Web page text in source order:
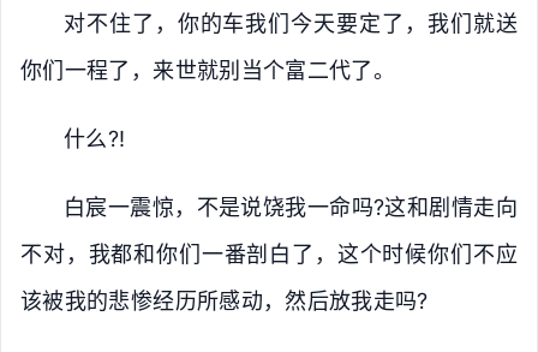
对不住了，你的车我们今天要定了，我们就送
你们一程了，来世就别当个富二代了。
什么?!
白宸一震惊，不是说饶我一命吗?这和剧情走向
不对，我都和你们一番剖白了，这个时候你们不应
该被我的悲惨经历所感动，然后放我走吗?